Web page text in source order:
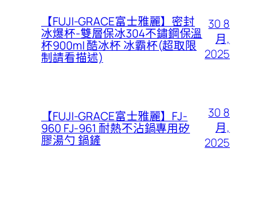
【FUJI-GRACE富士雅麗】密封
冰爆杯-雙層保冰304不鏽鋼保溫
杯900ml 酷冰杯 冰霸杯(超取限
制請看描述)
30 8
月,
2025
【FUJI-GRACE富士雅麗】FJ-
960 FJ-961 耐熱不沾鍋專用矽
膠湯勺 鍋鏟
30 8
月,
2025